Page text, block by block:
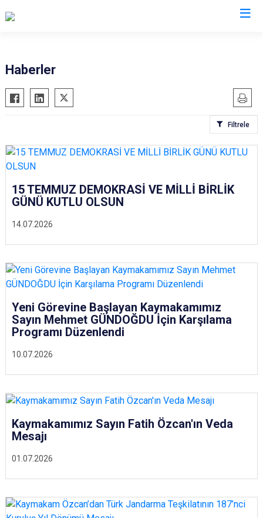
Tillo
Baykan
Kurtalan
Pervari
Şirvan
Haberler
Filtrele
14.07.2026
15 TEMMUZ DEMOKRASİ VE MİLLİ BİRLİK
GÜNÜ KUTLU OLSUN
10.07.2026
Yeni Görevine Başlayan Kaymakamımız
Sayın Mehmet GÜNDOĞDU İçin Karşılama
Programı Düzenlendi
01.07.2026
Kaymakamımız Sayın Fatih Özcan'ın Veda
Mesajı